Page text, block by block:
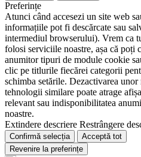
Preferințe
Atunci când accesezi un site web
informațiile pot fi descărcate sau
intermediul browserului). Vrem ca
folosi serviciile noastre, așa că poți
anumitor tipuri de module cookie
clic pe titlurile fiecărei categorii
schimba setările. Dezactivarea
tehnologii similare poate atrage
relevant sau indisponibilitatea
noastre.
Extindere descriere Restrângere
Confirmă selecția
Acceptă tot
Revenire la preferințe